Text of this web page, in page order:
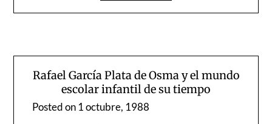
Rafael García Plata de Osma y el mundo
escolar infantil de su tiempo
Posted on1 octubre, 1988